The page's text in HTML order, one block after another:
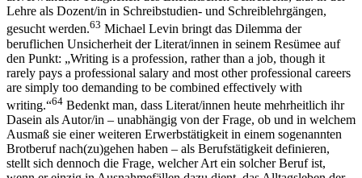
Lehre als Dozent/in in Schreibstudien- und Schreiblehrgängen,
gesucht werden.63 Michael Levin bringt das Dilemma der
beruflichen Unsicherheit der Literat/innen in seinem Resümee auf
den Punkt: „Writing is a profession, rather than a job, though it
rarely pays a professional salary and most other professional careers
are simply too demanding to be combined effectively with
writing.“64 Bedenkt man, dass Literat/innen heute mehrheitlich ihr
Dasein als Autor/in – unabhängig von der Frage, ob und in welchem
Ausmaß sie einer weiteren Erwerbstätigkeit in einem sogenannten
Brotberuf nach(zu)gehen haben – als Berufstätigkeit definieren,
stellt sich dennoch die Frage, welcher Art ein solcher Beruf ist,